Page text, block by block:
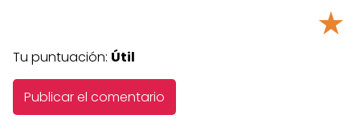
★
Tu puntuación: Útil